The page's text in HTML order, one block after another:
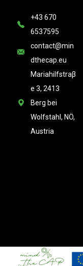
+43 670
6537595
contact@min
dthecap.eu
Mariahilfstraβ
e 3, 2413
Berg bei
Wolfstahl, NÖ,
Austria